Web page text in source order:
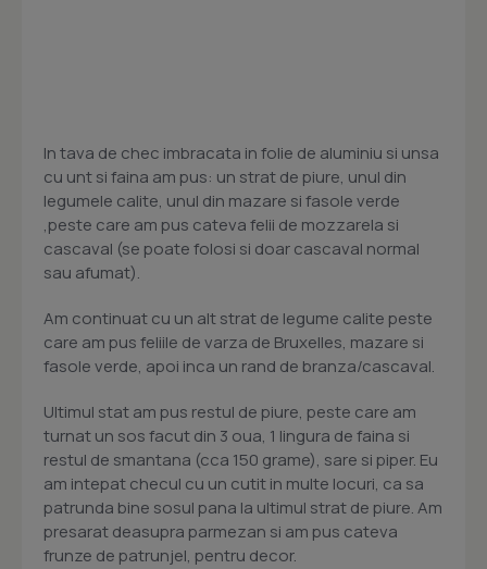
In tava de chec imbracata in folie de aluminiu si unsa
cu unt si faina am pus: un strat de piure, unul din
legumele calite, unul din mazare si fasole verde
,peste care am pus cateva felii de mozzarela si
cascaval (se poate folosi si doar cascaval normal
sau afumat).
Am continuat cu un alt strat de legume calite peste
care am pus feliile de varza de Bruxelles, mazare si
fasole verde, apoi inca un rand de branza/cascaval.
Ultimul stat am pus restul de piure, peste care am
turnat un sos facut din 3 oua, 1 lingura de faina si
restul de smantana (cca 150 grame), sare si piper. Eu
am intepat checul cu un cutit in multe locuri, ca sa
patrunda bine sosul pana la ultimul strat de piure. Am
presarat deasupra parmezan si am pus cateva
frunze de patrunjel, pentru decor.